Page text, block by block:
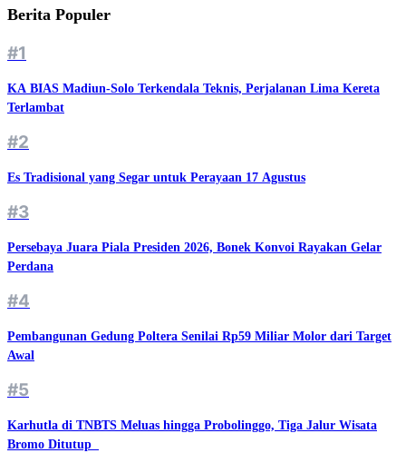
Berita Populer
#1
KA BIAS Madiun-Solo Terkendala Teknis, Perjalanan Lima Kereta
Terlambat
#2
Es Tradisional yang Segar untuk Perayaan 17 Agustus
#3
Persebaya Juara Piala Presiden 2026, Bonek Konvoi Rayakan Gelar
Perdana
#4
Pembangunan Gedung Poltera Senilai Rp59 Miliar Molor dari Target
Awal
#5
Karhutla di TNBTS Meluas hingga Probolinggo, Tiga Jalur Wisata
Bromo Ditutup ‎‎